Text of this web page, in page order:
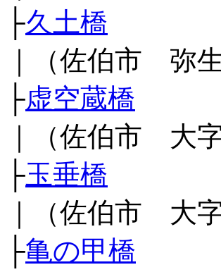
├久土橋
｜（佐伯市 弥
├虚空蔵橋
｜（佐伯市 大字
├玉垂橋
｜（佐伯市 大字
├亀の甲橋